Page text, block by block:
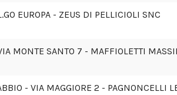
EUROPA - ZEUS DI PELLICIOLI SNC
MONTE SANTO 7 - MAFFIOLETTI
- VIA MAGGIORE 2 - PAGNONCELLI